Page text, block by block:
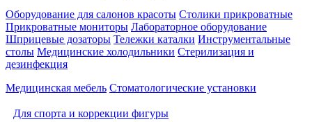
Оборудование для салонов красоты Столики прикроватные
Прикроватные мониторы Лабораторное оборудование
Шприцевые дозаторы Тележки каталки Инструментальные
столы Медицинские холодильники Стерилизация и
дезинфекция
Медицинская мебель Стоматологические установки
Для спорта и коррекции фигуры